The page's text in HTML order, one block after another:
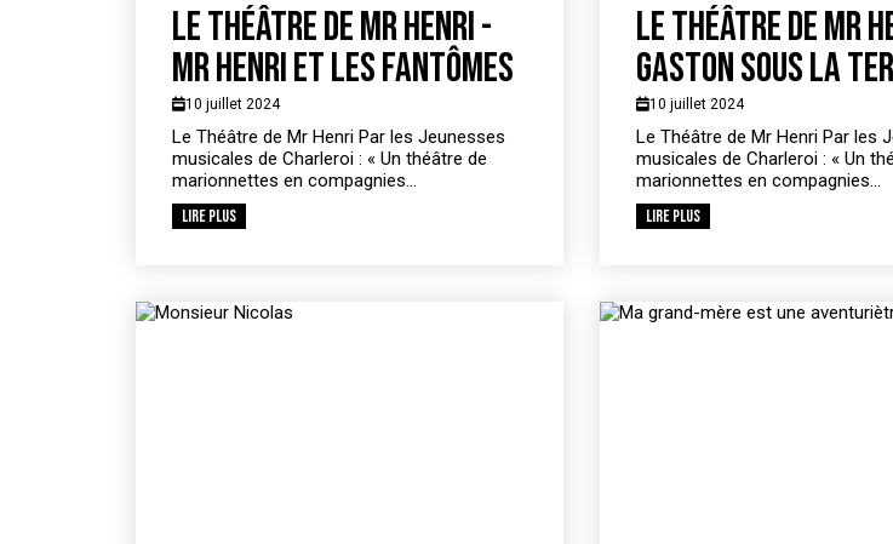
Le théâtre de Mr Henri -
Mr Henri et les fantômes
10 juillet 2024
Le Théâtre de Mr Henri Par les Jeunesses
musicales de Charleroi : « Un théâtre de
marionnettes en compagnies...
Lire plus
Le théâtre de Mr
Gaston sous la
10 juillet 2024
Le Théâtre de Mr Henri Par les
musicales de Charleroi : « Un
marionnettes en compagnies...
Lire plus